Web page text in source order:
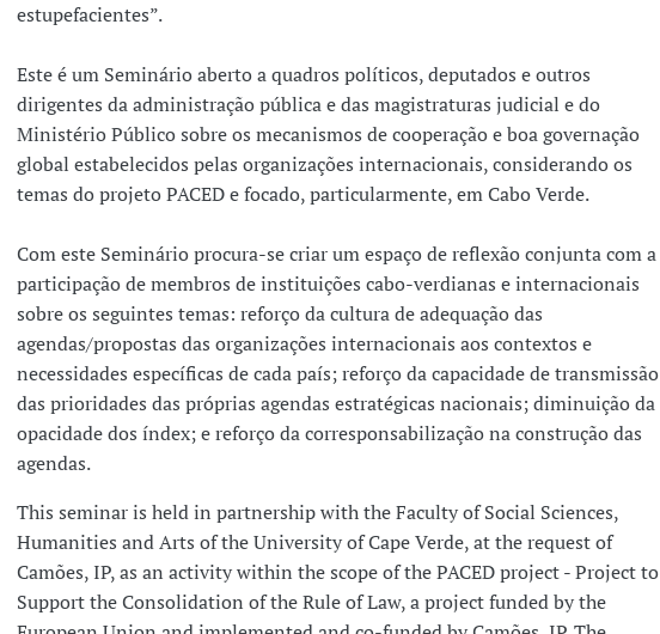
estupefacientes”.
Este é um Seminário aberto a quadros políticos, deputados e outros
dirigentes da administração pública e das magistraturas judicial e do
Ministério Público sobre os mecanismos de cooperação e boa governação
global estabelecidos pelas organizações internacionais, considerando os
temas do projeto PACED e focado, particularmente, em Cabo Verde.
Com este Seminário procura-se criar um espaço de reflexão conjunta com a
participação de membros de instituições cabo-verdianas e internacionais
sobre os seguintes temas: reforço da cultura de adequação das
agendas/propostas das organizações internacionais aos contextos e
necessidades específicas de cada país; reforço da capacidade de transmissão
das prioridades das próprias agendas estratégicas nacionais; diminuição da
opacidade dos índex; e reforço da corresponsabilização na construção das
agendas.
This seminar is held in partnership with the Faculty of Social Sciences,
Humanities and Arts of the University of Cape Verde, at the request of
Camões, IP, as an activity within the scope of the PACED project - Project to
Support the Consolidation of the Rule of Law, a project funded by the